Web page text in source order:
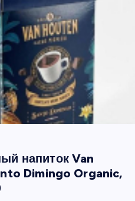
напиток Van
Dimingo Organic,